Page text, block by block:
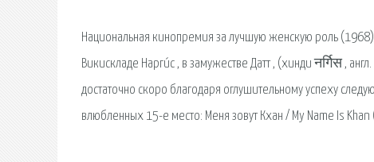
Национальная кинопремия за лучшую женскую роль
Викискладе Нарги́с , в замужестве Датт , (хинди नर्गिस ,
достаточно скоро благодаря оглушительному успеху
влюбленных 15-е место: Меня зовут Кхан / My Name Is